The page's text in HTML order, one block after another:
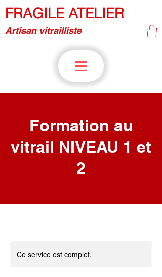
FRAGILE ATELIER
Artisan vitrailliste
Formation au
vitrail NIVEAU 1 et
2
Ce service est complet.